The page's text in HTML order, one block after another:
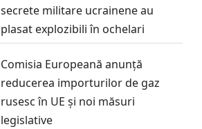
secrete militare ucrainene au
plasat explozibili în ochelari
Comisia Europeană anunță
reducerea importurilor de gaz
rusesc în UE și noi măsuri
legislative